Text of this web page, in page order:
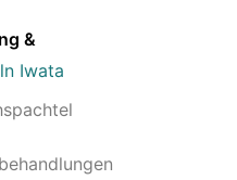
&
Iwata